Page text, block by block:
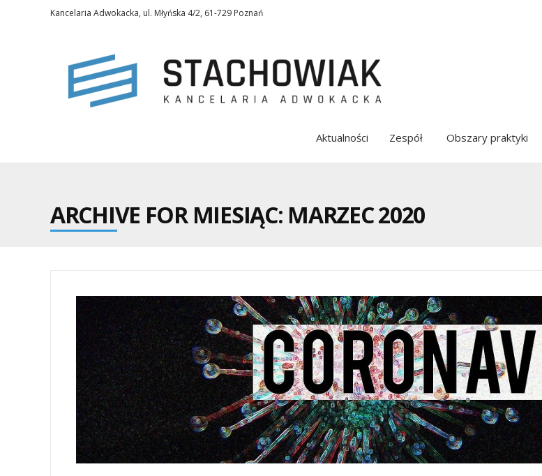
Kancelaria Adwokacka, ul. Młyńska 4/2, 61-729 Poznań
Aktualności Zespół Obszary praktyki
ARCHIVE FOR MIESIĄC: MARZEC 2020